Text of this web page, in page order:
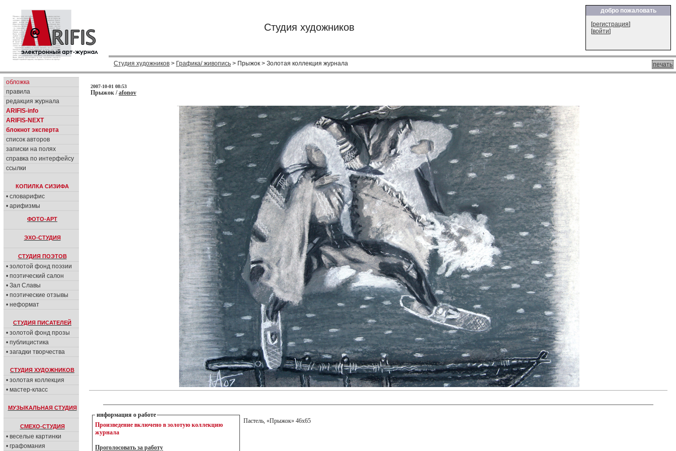
Студия художников
добро пожаловать
[регистрация]
[войти]
печать
Студия художников > Графика/ живопись > Прыжок > Золотая коллекция журнала
обложка
правила
редакция журнала
ARIFIS-info
ARIFIS-NEXT
блокнот эксперта
список авторов
записки на полях
справка по интерфейсу
ссылки
КОПИЛКА СИЗИФА
• словарифис
• арифизмы
ФОТО-АРТ
ЭХО-СТУДИЯ
СТУДИЯ ПОЭТОВ
• золотой фонд поэзии
• поэтический салон
• Зал Славы
• поэтические отзывы
• неформат
СТУДИЯ ПИСАТЕЛЕЙ
• золотой фонд прозы
• публицистика
• загадки творчества
СТУДИЯ ХУДОЖНИКОВ
• золотая коллекция
• мастер-класс
МУЗЫКАЛЬНАЯ СТУДИЯ
СМЕХО-СТУДИЯ
• веселые картинки
• графомания
2007-10-01 08:53
Прыжок /afonov
информация о работе
Произведение включено в золотую коллекцию
журнала
Проголосовать за работу
Пастель, «Прыжок» 46х65